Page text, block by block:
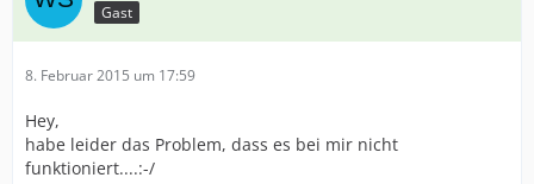
Gast
8. Februar 2015 um 17:59
Hey,
habe leider das Problem, dass es bei mir nicht
funktioniert....:-/